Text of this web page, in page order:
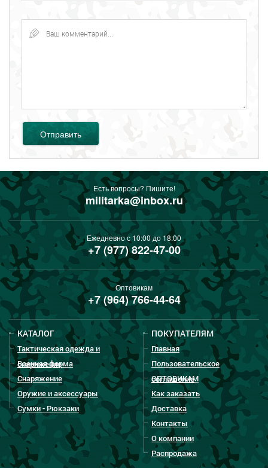
Отправить
Есть вопросы? Пишите!
militarka@inbox.ru
Ежедневно с 10:00 до 18:00
+7 (977) 822-47-00
Оптовикам
+7 (964) 766-44-64
КАТАЛОГ
Тактическая одежда и
снаряжение
Военная форма
Снаряжение
Оружие и аксессуары
Сумки - Рюкзаки
ПОКУПАТЕЛЯМ
Главная
Пользовательское
соглашение
ОПТОВИКАМ
Как заказать
Доставка
Контакты
О компании
Распродажа